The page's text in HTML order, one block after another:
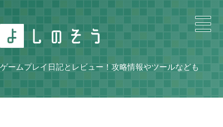
ゲームプレイ日記とレビュー！攻略情報やツールなども
Search